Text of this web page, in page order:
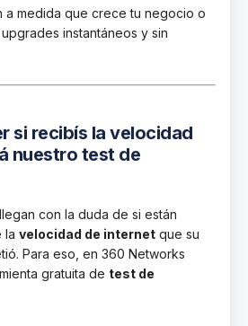
a medida que crece tu negocio o
instantáneos y sin
si recibís la velocidad
nuestro test de
con la duda de si están
la velocidad de internet que su
Para eso, en 360 Networks
gratuita de test de